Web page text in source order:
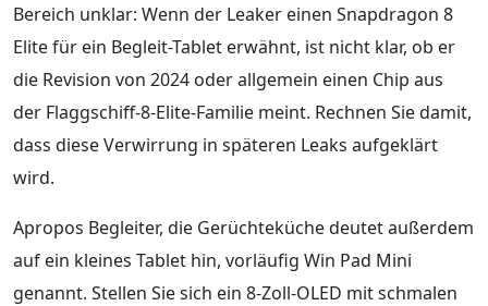
Bereich unklar: Wenn der Leaker einen Snapdragon 8
Elite für ein Begleit-Tablet erwähnt, ist nicht klar, ob er
die Revision von 2024 oder allgemein einen Chip aus
der Flaggschiff-8-Elite-Familie meint. Rechnen Sie damit,
dass diese Verwirrung in späteren Leaks aufgeklärt
wird.
Apropos Begleiter, die Gerüchteküche deutet außerdem
auf ein kleines Tablet hin, vorläufig Win Pad Mini
genannt. Stellen Sie sich ein 8-Zoll-OLED mit schmalen